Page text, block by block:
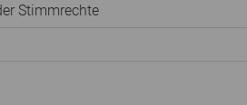
Stimmrechte